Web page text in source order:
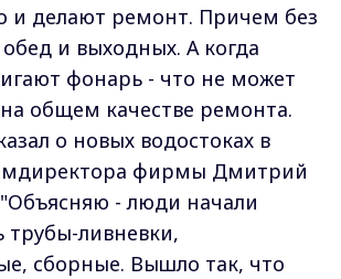
и делают ремонт. Причем без
и выходных. А когда
фонарь - что не может
на общем качестве ремонта.
о новых водостоках в
фирмы Дмитрий
- люди начали
трубы-ливневки,
сборные. Вышло так, что